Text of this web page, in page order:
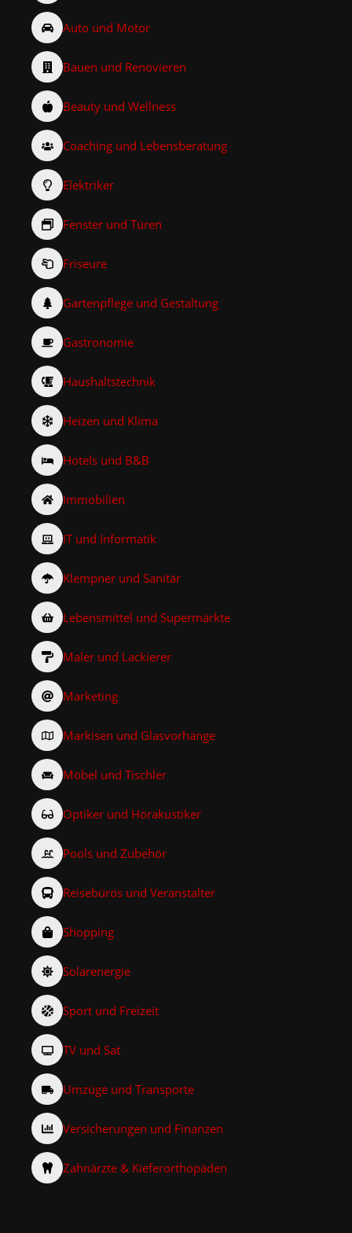
Auto und Motor
Bauen und Renovieren
Beauty und Wellness
Coaching und Lebensberatung
Elektriker
Fenster und Türen
Friseure
Gartenpflege und Gestaltung
Gastronomie
Haushaltstechnik
Heizen und Klima
Hotels und B&B
Immobilien
IT und Informatik
Klempner und Sanitär
Lebensmittel und Supermärkte
Maler und Lackierer
Marketing
Markisen und Glasvorhänge
Möbel und Tischler
Optiker und Hörakustiker
Pools und Zubehör
Reisebüros und Veranstalter
Shopping
Solarenergie
Sport und Freizeit
TV und Sat
Umzüge und Transporte
Versicherungen und Finanzen
Zahnärzte & Kieferorthopäden